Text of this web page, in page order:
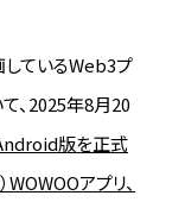
ているWeb3プ
、2025年8月20
Android版を正式
WOWOOアプリ、